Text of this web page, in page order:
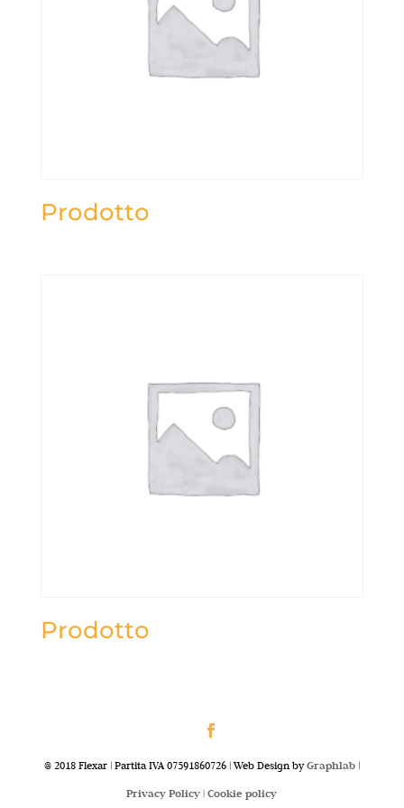
Prodotto
Prodotto
@ 2018 Flexar | Partita IVA 07591860726 | Web Design byGraphlab|
Privacy Policy |Cookie policy